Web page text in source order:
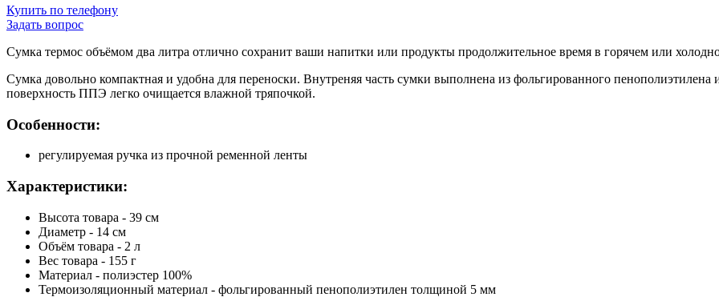
Купить по телефону
Задать вопрос
Сумка термос объёмом два литра отлично сохранит ваши напитки или продукты продолжительное время в горячем или
Сумка довольно компактная и удобна для переноски. Внутреняя часть сумки выполнена из фольгированного пенополиэтилена
поверхность ППЭ легко очищается влажной тряпочкой.
Особенности:
регулируемая ручка из прочной ременной ленты
Характеристики:
Высота товара - 39 см
Диаметр - 14 см
Объём товара - 2 л
Вес товара - 155 г
Материал - полиэстер 100%
Термоизоляционный материал - фольгированный пенополиэтилен толщиной 5 мм